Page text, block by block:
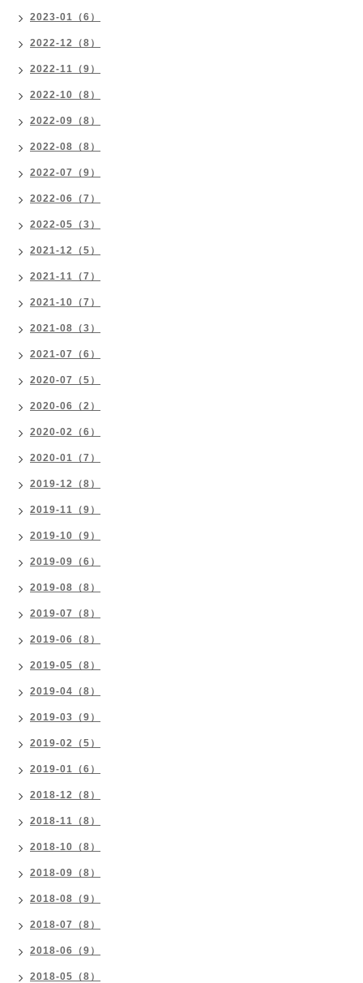
2023-01（6）
2022-12（8）
2022-11（9）
2022-10（8）
2022-09（8）
2022-08（8）
2022-07（9）
2022-06（7）
2022-05（3）
2021-12（5）
2021-11（7）
2021-10（7）
2021-08（3）
2021-07（6）
2020-07（5）
2020-06（2）
2020-02（6）
2020-01（7）
2019-12（8）
2019-11（9）
2019-10（9）
2019-09（6）
2019-08（8）
2019-07（8）
2019-06（8）
2019-05（8）
2019-04（8）
2019-03（9）
2019-02（5）
2019-01（6）
2018-12（8）
2018-11（8）
2018-10（8）
2018-09（8）
2018-08（9）
2018-07（8）
2018-06（9）
2018-05（8）